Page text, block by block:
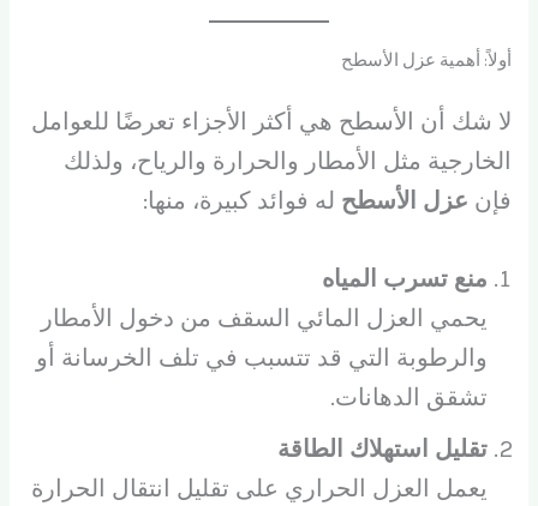
أولاً: أهمية عزل الأسطح
لا شك أن الأسطح هي أكثر الأجزاء تعرضًا للعوامل
الخارجية مثل الأمطار والحرارة والرياح، ولذلك
فإن عزل الأسطح له فوائد كبيرة، منها:
منع تسرب المياه
يحمي العزل المائي السقف من دخول الأمطار
والرطوبة التي قد تتسبب في تلف الخرسانة أو
تشقق الدهانات.
تقليل استهلاك الطاقة
يعمل العزل الحراري على تقليل انتقال الحرارة